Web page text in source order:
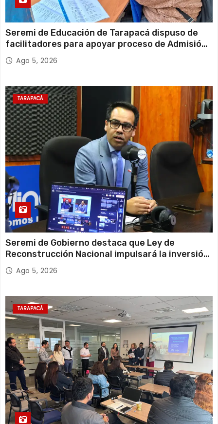
Seremi de Educación de Tarapacá dispuso de
facilitadores para apoyar proceso de Admisión
Escolar 2027
Ago 5, 2026
TARAPACÁ
Seremi de Gobierno destaca que Ley de
Reconstrucción Nacional impulsará la inversión
y el empleo en Tarapacá
Ago 5, 2026
TARAPACÁ